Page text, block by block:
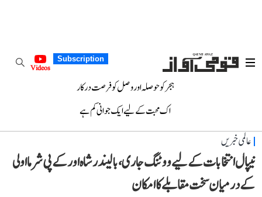
Subscription
Videos
ہجر کو حوصلہ اور وصل کو فرصت درکار
اک محبت کے لیے ایک جوانی کم ہے
عالمی خبریں
نیپال انتخابات کے لیے ووٹنگ جاری، بالیندر شاہ اور کے پی شرما اولی
کے درمیان سخت مقابلے کا امکان